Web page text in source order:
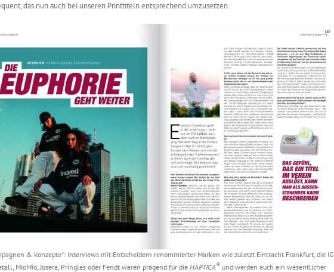
das nun auch bei unseren Printtiteln entsprechend umzusetzen.
& Konzepte“: Interviews mit Entscheidern renommierter Marken wie zuletzt Eintracht Frankfurt, die IG
MioMio, Josera, Pringles oder Fendt waren prägend für die HAPTICA®und werden auch ein wesentlicher